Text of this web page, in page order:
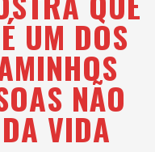
UM DOS
NÃO
VIDA